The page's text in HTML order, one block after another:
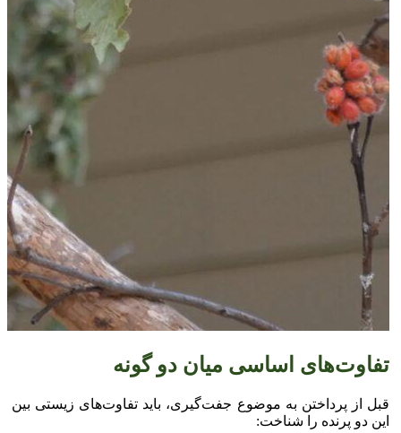
تفاوت‌های اساسی میان دو گونه
قبل از پرداختن به موضوع جفت‌گیری، باید تفاوت‌های زیستی بین
این دو پرنده را شناخت: